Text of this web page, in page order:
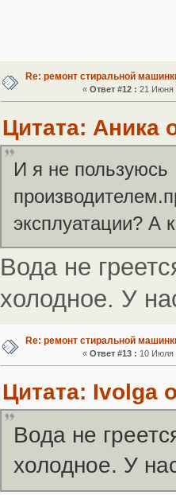
Re: ремонт стиральной
« Ответ #12 : 21 Июня
Цитата: Аника
И я не пользуюсь
эксплуатации? А
Вода не
холодное. У
Re: ремонт стиральной
« Ответ #13 : 10 Июля
Цитата: Ivolga
Вода не
холодное. У